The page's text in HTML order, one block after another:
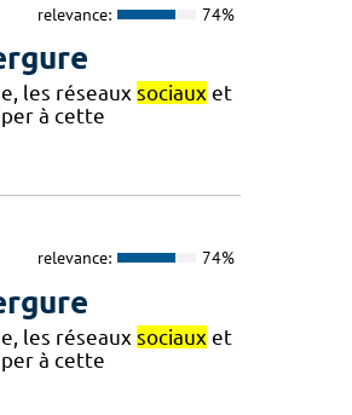
relevance: 74%
les réseaux sociaux et
à cette
relevance: 74%
les réseaux sociaux et
à cette